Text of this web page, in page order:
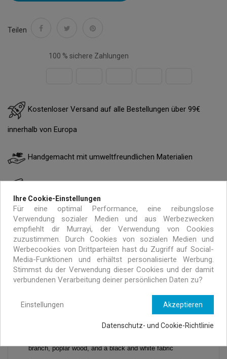
Teilen
100 % sichere Zahlungen
Kostenloser Versand auf alle Bestellungen über 99€
innerhalb von Europa
Handgemacht mit umweltfreundlichen Materialien
Exklusive Angebote nur für MURRAYI Abonnenten
BESCHREIBUNG ARTIKELDETAILS
Natural bedside lamp. Light up your space with this
branch, poplar wood, and a black and white fabric
Ihre Cookie-Einstellungen
Für eine optimal Performance, eine reibungslose
Verwendung sozialer Medien und aus Werbezwecken
empfiehlt dir Murrayi, der Verwendung von Cookies
zuzustimmen. Durch Cookies von sozialen Medien und
Werbecookies von Drittparteien hast du Zugriff auf Social-
Media-Funktionen und erhältst personalisierte Werbung.
Stimmst du der Verwendung dieser Cookies und der damit
verbundenen Verarbeitung deiner persönlichen Daten zu?
Akzeptieren
Einstellungen
Datenschutz- und Cookie-Richtlinie